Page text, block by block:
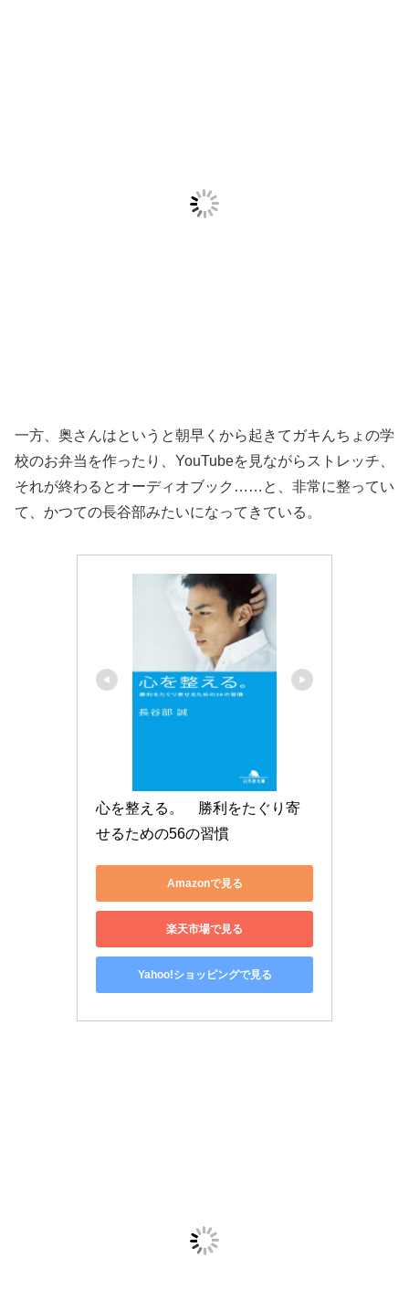
一方、奥さんはというと朝早くから起きてガキんちょの学
校のお弁当を作ったり、YouTubeを見ながらストレッチ、
それが終わるとオーディオブック……と、非常に整ってい
て、かつての長谷部みたいになってきている。
心を整える。　勝利をたぐり寄
せるための56の習慣
Amazonで見る
楽天市場で見る
Yahoo!ショッピングで見る